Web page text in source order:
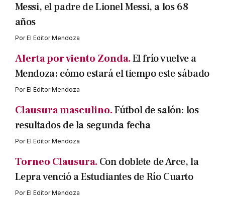
Messi, el padre de Lionel Messi, a los 68
años
PorEl Editor Mendoza
Alerta por viento Zonda.El frío vuelve a
Mendoza: cómo estará el tiempo este sábado
PorEl Editor Mendoza
Clausura masculino.Fútbol de salón: los
resultados de la segunda fecha
PorEl Editor Mendoza
Torneo Clausura. Con doblete de Arce, la
Lepra venció a Estudiantes de Río Cuarto
PorEl Editor Mendoza